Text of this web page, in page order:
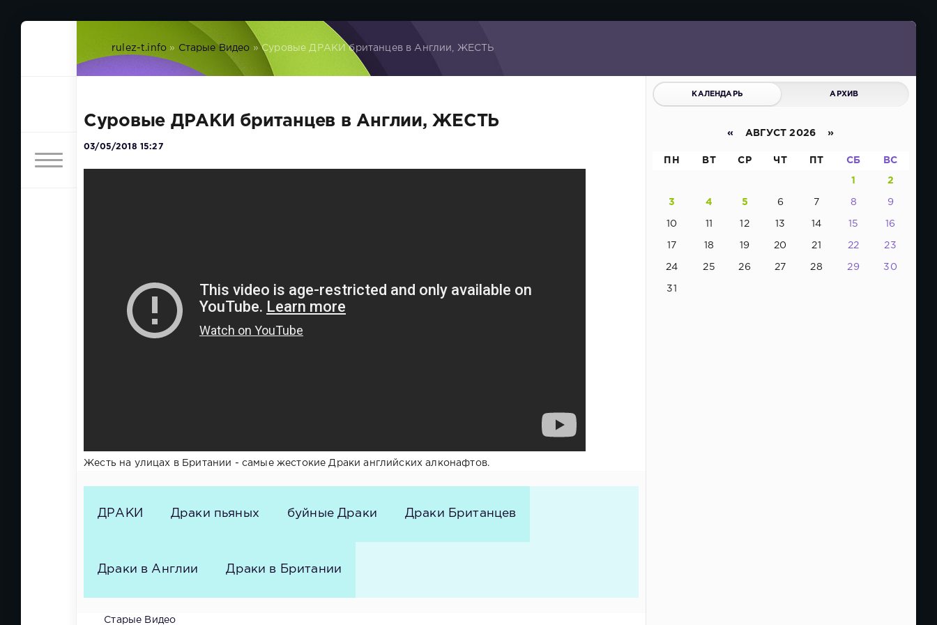
rulez-t.info » Старые Видео » Суровые ДРАКИ британцев в Англии, ЖЕСТЬ
Суровые ДРАКИ британцев в Англии, ЖЕСТЬ
03/05/2018 15:27
Жесть на улицах в Британии - самые жестокие Драки английских алконафтов.
ДРАКИ Драки пьяных буйные Драки Драки Британцев
Драки в Англии Драки в Британии
Старые Видео
КАЛЕНДАРЬ АРХИВ
« АВГУСТ 2026 »
ПН ВТ СР ЧТ ПТ СБ ВС
1 2
3 4 5 6 7 8 9
10 11 12 13 14 15 16
17 18 19 20 21 22 23
24 25 26 27 28 29 30
31